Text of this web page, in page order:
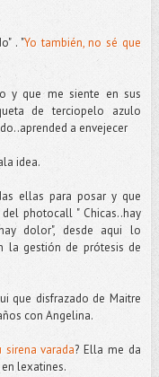
. "Yo también, no sé que
y que me siente en sus
de terciopelo azulo
a envejecer
idea.
ellas para posar y que
photocall " Chicas..hay
dolor", desde aqui lo
la gestión de prótesis de
que disfrazado de Maitre
con Angelina.
sirena varada? Ella me da
lexatines.